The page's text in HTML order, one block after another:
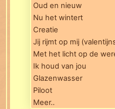
Oud en nieuw
Nu het wintert
Creatie
Jij rijmt op mij
Met het licht op de
Ik houd van jou
Glazenwasser
Piloot
Meer..